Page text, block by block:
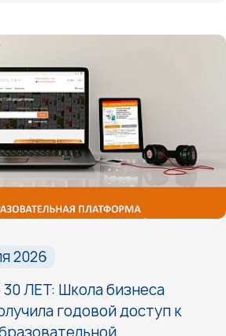
2026
ЛЕТ: Школа бизнеса
годовой доступ к